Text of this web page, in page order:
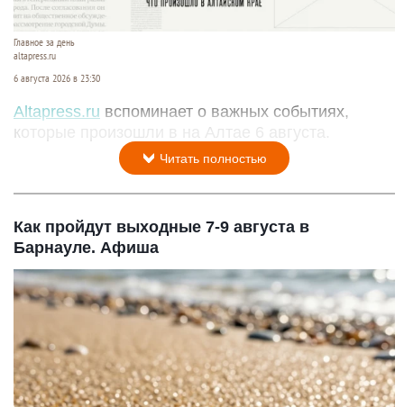
Главное за день
altapress.ru
6 августа 2026 в 23:30
Altapress.ru вспоминает о важных событиях,
которые произошли в на Алтае 6 августа.
Читать полностью
Как пройдут выходные 7-9 августа в
Барнауле. Афиша